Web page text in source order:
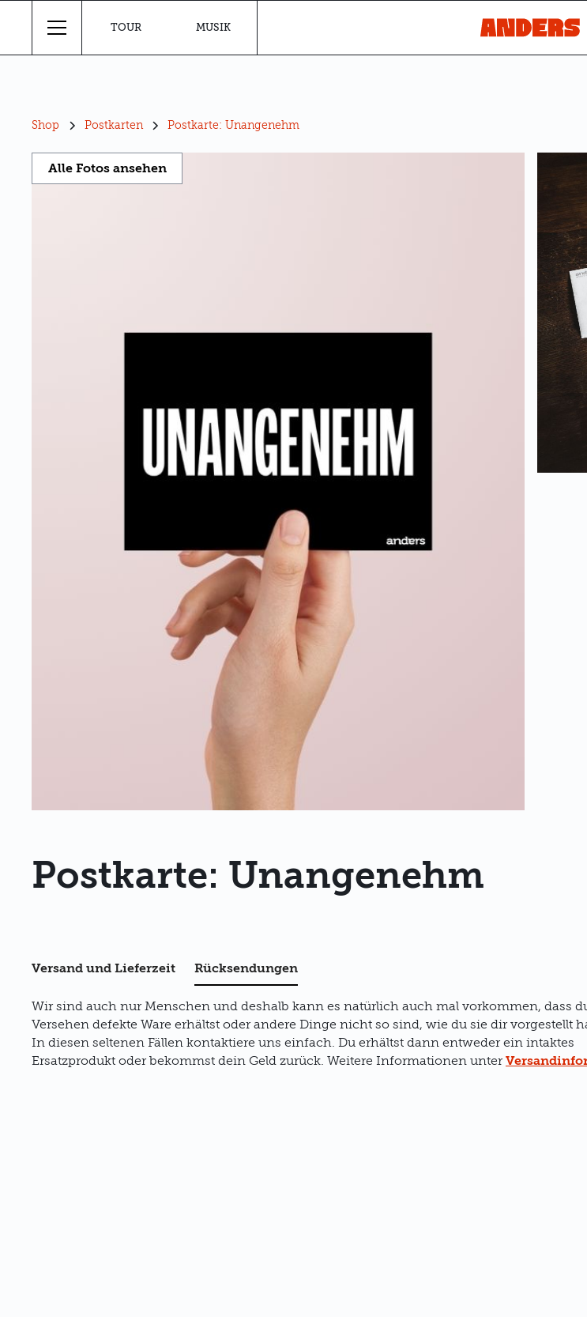
TOUR MUSIK
Shop Postkarten Postkarte: Unangenehm
Alle Fotos ansehen
Postkarte: Unangenehm
Versand und Lieferzeit Rücksendungen
Wir sind auch nur Menschen und deshalb kann es natürlich auch mal vorkommen, dass
Versehen defekte Ware erhältst oder andere Dinge nicht so sind, wie du sie dir vorgestellt
In diesen seltenen Fällen kontaktiere uns einfach. Du erhältst dann entweder ein intaktes
Ersatzprodukt oder bekommst dein Geld zurück. Weitere Informationen unter